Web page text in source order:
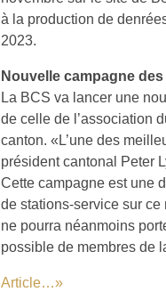
à la production de
2023.
Nouvelle campagne
La BCS va lancer une
de celle de l’association
canton. «L’une des
président cantonal Peter
Cette campagne est une
de stations-service sur
ne pourra néanmoins
possible de membres de
Article…»